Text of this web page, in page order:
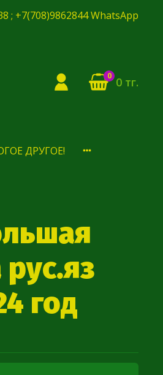
; +7(708)9862844 WhatsApp
0 0 тг.
ДРУГОЕ!
год